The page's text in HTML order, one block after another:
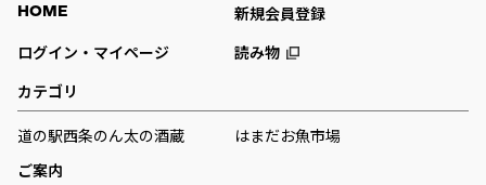
HOME 新規会員登録
ログイン・マイページ 読み物
カテゴリ
道の駅西条のん太の酒蔵 はまだお魚市場
ご案内